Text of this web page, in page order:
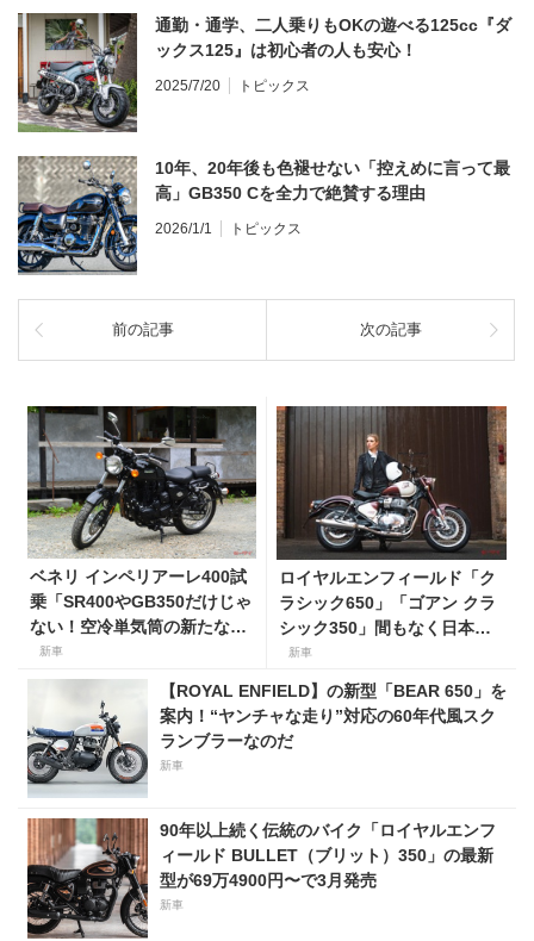
通勤・通学、二人乗りもOKの遊べる125cc『ダ
ックス125』は初心者の人も安心！
2025/7/20 トピックス
10年、20年後も色褪せない「控えめに言って最
高」GB350 Cを全力で絶賛する理由
2026/1/1 トピックス
前の記事 次の記事
ベネリ インペリアーレ400試
乗「SR400やGB350だけじゃ
ない！空冷単気筒の新たな選
択肢」
新車
ロイヤルエンフィールド「ク
ラシック650」「ゴアン クラ
シック350」間もなく日本登
場！ 〜東京モーターサイクル
ショー速報〜
新車
【ROYAL ENFIELD】の新型「BEAR 650」を
案内！“ヤンチャな走り”対応の60年代風スク
ランブラーなのだ
新車
90年以上続く伝統のバイク「ロイヤルエンフ
ィールド BULLET（ブリット）350」の最新
型が69万4900円〜で3月発売
新車